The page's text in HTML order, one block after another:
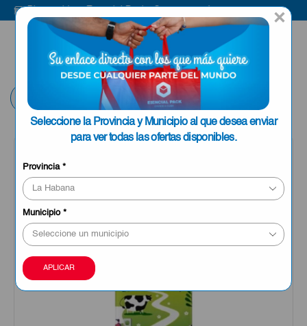
×
Seleccione la Provincia y Municipio al que desea enviar
para ver todas las ofertas disponibles.
Provincia*
Municipio*
APLICAR
Bienvenido a Esencial Pack
ENVIAR A LA
HABANA